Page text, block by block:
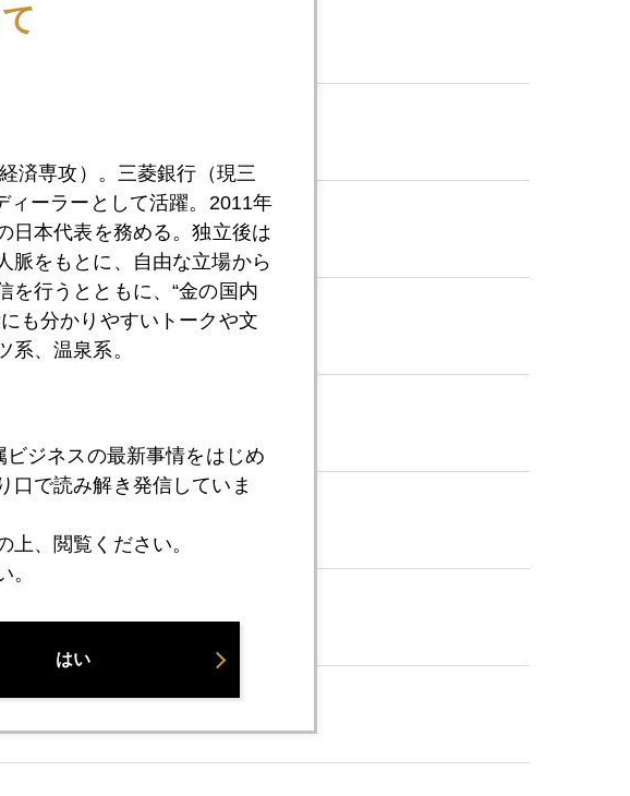
済専攻）。三菱銀行（現三
ィーラーとして活躍。2011年
日本代表を務める。独立後は
脈をもとに、自由な立場から
を行うとともに、“金の国内
も分かりやすいトークや文
、温泉系。
ビジネスの最新事情をはじめ
口で読み解き発信していま
、閲覧ください。
はい